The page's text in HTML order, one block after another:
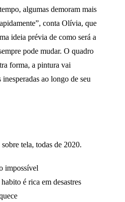
algumas demoram mais
conta Olívia, que
ideia prévia de como será a
pode mudar. O quadro
forma, a pintura vai
ao longo de seu
tela, todas de 2020.
impossível
é rica em desastres